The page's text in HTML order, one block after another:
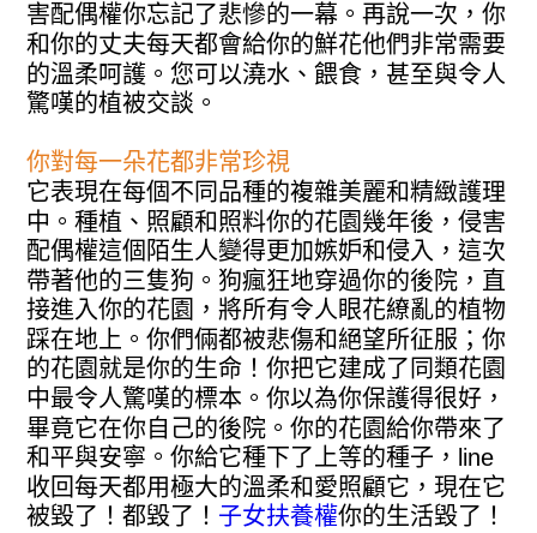
害配偶權你忘記了悲慘的一幕。再說一次，你
和你的丈夫每天都會給你的鮮花他們非常需要
的溫柔呵護。您可以澆水、餵食，甚至與令人
驚嘆的植被交談。
你對每一朵花都非常珍視
它表現在每個不同品種的複雜美麗和精緻護理
中。種植、照顧和照料你的花園幾年後，侵害
配偶權這個陌生人變得更加嫉妒和侵入，這次
帶著他的三隻狗。狗瘋狂地穿過你的後院，直
接進入你的花園，將所有令人眼花繚亂的植物
踩在地上。你們倆都被悲傷和絕望所征服；你
的花園就是你的生命！你把它建成了同類花園
中最令人驚嘆的標本。你以為你保護得很好，
畢竟它在你自己的後院。你的花園給你帶來了
和平與安寧。你給它種下了上等的種子，line
收回每天都用極大的溫柔和愛照顧它，現在它
被毀了！都毀了！ 子女扶養權你的生活毀了！